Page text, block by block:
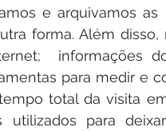
e arquivamos
forma. Além
informações
para medir e
total da visita
para